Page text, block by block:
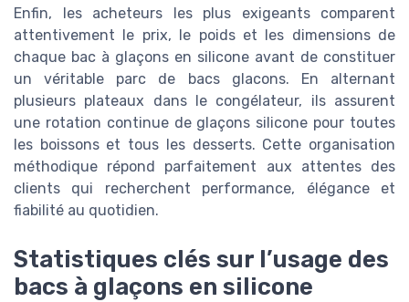
Enfin, les acheteurs les plus exigeants comparent
attentivement le prix, le poids et les dimensions de
chaque bac à glaçons en silicone avant de constituer
un véritable parc de bacs glacons. En alternant
plusieurs plateaux dans le congélateur, ils assurent
une rotation continue de glaçons silicone pour toutes
les boissons et tous les desserts. Cette organisation
méthodique répond parfaitement aux attentes des
clients qui recherchent performance, élégance et
fiabilité au quotidien.
Statistiques clés sur l’usage des
bacs à glaçons en silicone